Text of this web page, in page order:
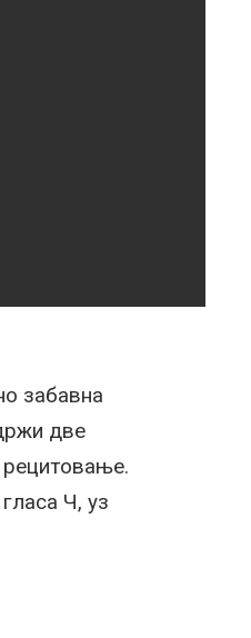
забавна
две
рецитовање.
Ч, уз